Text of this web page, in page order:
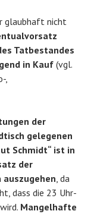
glaubhaft nicht
Tatbestandes
in Kauf (vgl.
,
der
gelegenen
Schmidt“ ist in
der
, da
dass die 23 Uhr-
Mangelhafte